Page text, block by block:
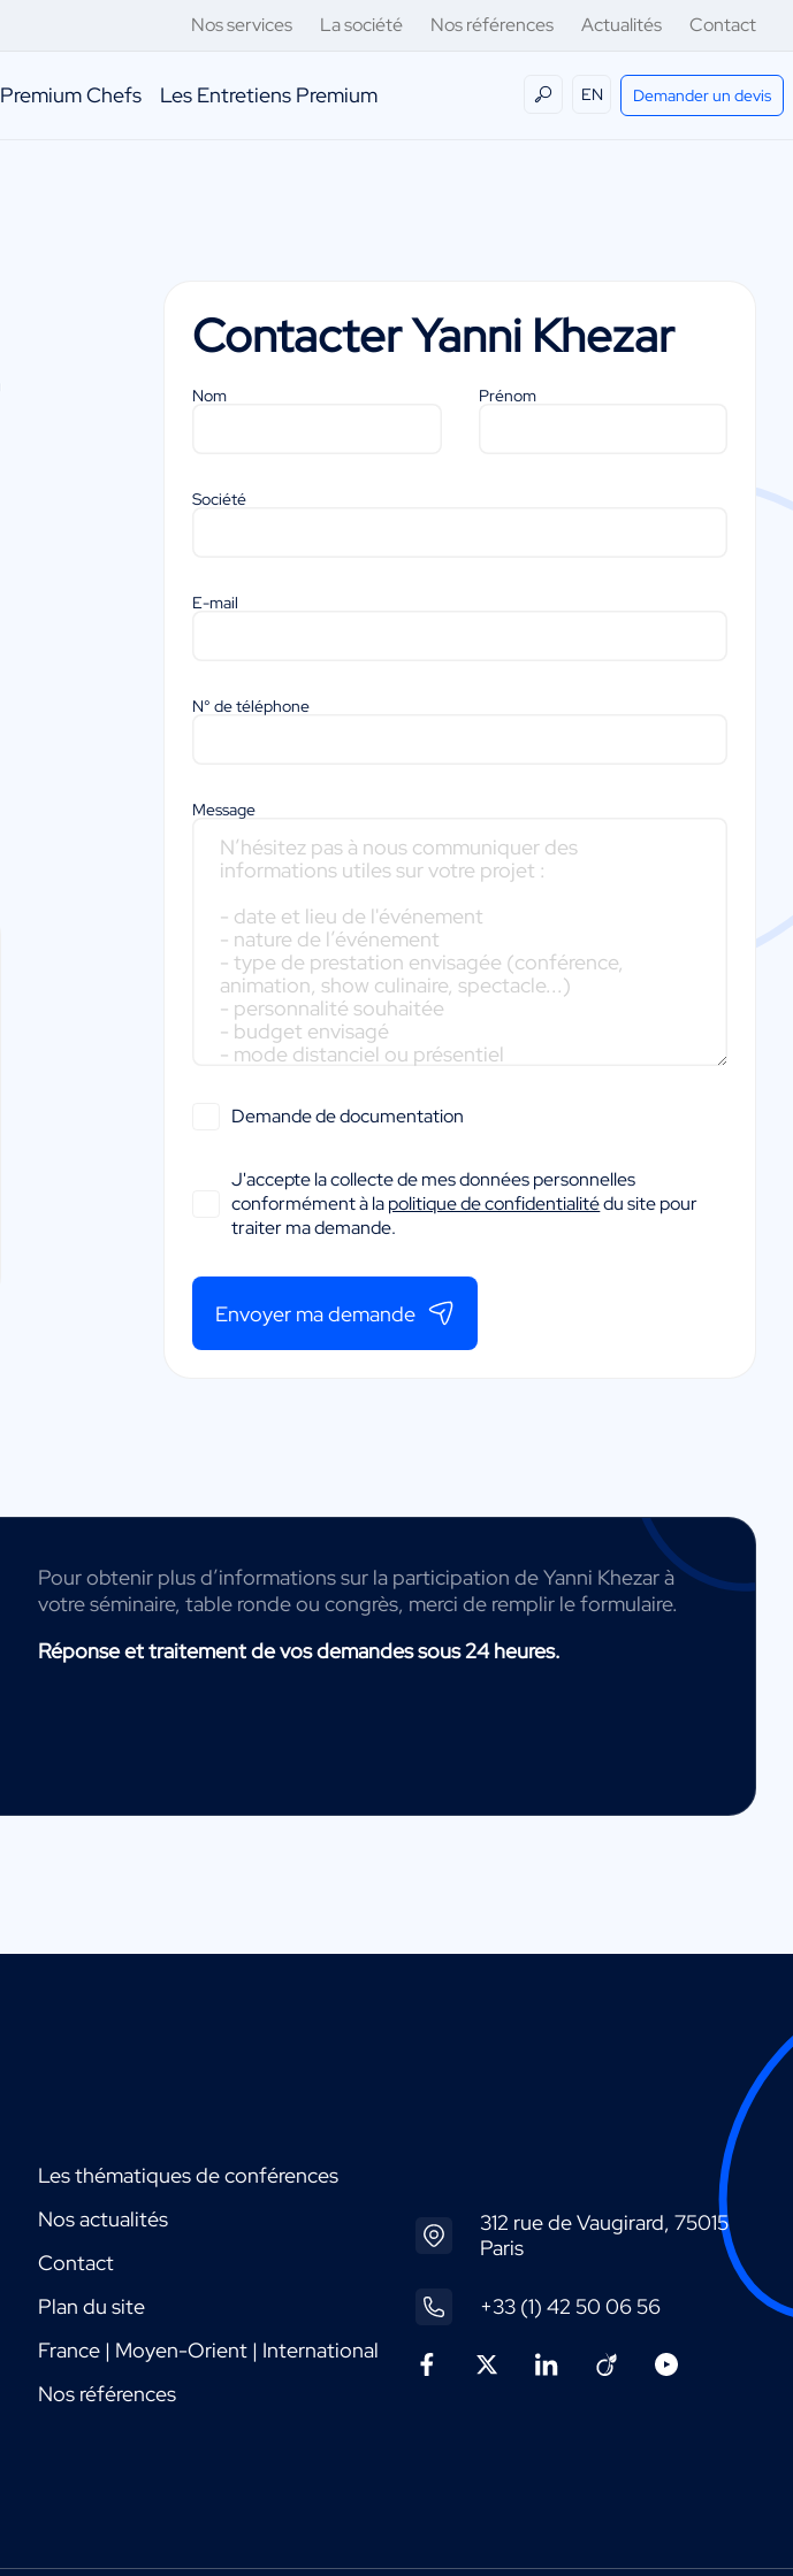
Nos services La société Nos références Actualités Contact
Premium Chefs Les Entretiens Premium EN Demander un devis
ContacterYanni Khezar
Nom Prénom
Société
E-mail
N° de téléphone
Message
Demande de documentation
J'accepte la collecte de mes données personnelles
conformément à lapolitique de confidentialitédu site pour
traiter ma demande.
Envoyer ma demande
Pour obtenir plus d’informations sur la participation de Yanni Khezar à
votre séminaire, table ronde ou congrès, merci de remplir le formulaire.
Réponse et traitement de vos demandes sous 24 heures.
Les thématiques de conférences
Nos actualités
Contact
Plan du site
France | Moyen-Orient | International
Nos références
312 rue de Vaugirard, 75015
Paris
+33 (1) 42 50 06 56